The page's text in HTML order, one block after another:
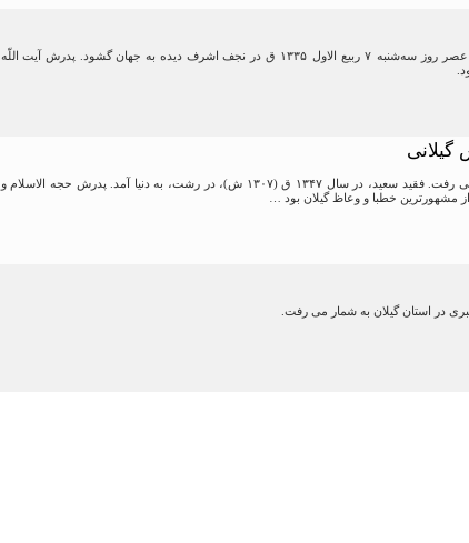
شیخ مرتضى مدرّس گیلانى، از نویسندگان و پژوهشگران نامى و پرکار، بود. وى در عصر روز سه‌شنبه ٧ ربیع الاول ١٣٣۵ ق در نجف اشرف دیده به جهان گشود. پدرش آیت اللّه
آقای حاج شیخ حسن اعتماد شمس گیلانی، یکی از خطبای مشهور تهران به شمار می رفت. فقید سعید، در سال ۱۳۴۷ ق (۱۳۰۷ ش)، در رشت، به دنیا آمد. پدرش حجه الاسلام و
در استان گیلان به شمار می رفت.